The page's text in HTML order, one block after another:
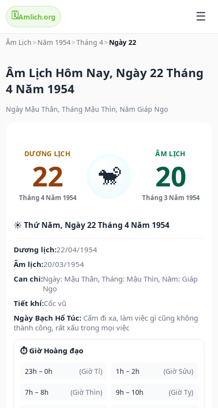
🗓️Amlich.org
Âm Lịch > Năm 1954>Tháng 4> Ngày 22
Âm Lịch Hôm Nay, Ngày 22 Tháng
4 Năm 1954
Ngày Mậu Thân, Tháng Mậu Thìn, Năm Giáp Ngọ
DƯƠNG LỊCH
22
Tháng 4 Năm 1954
🐒
ÂM LỊCH
20
Tháng 3 Năm 1954
☀️ Thứ Năm, Ngày 22 Tháng 4 Năm 1954
Dương lịch:22/04/1954
Âm lịch:20/03/1954
Can chi:Ngày: Mậu Thân, Tháng: Mậu Thìn, Năm: Giáp
Ngọ
Tiết khí:Cốc vũ
Ngày Bạch Hổ Túc: Cấm đi xa, làm việc gì cũng không
thành công, rất xấu trong mọi việc
⏱️ Giờ Hoàng đạo
23h – 0h (Giờ Tí) 1h – 2h (Giờ Sửu)
7h – 8h (Giờ Thìn) 9h – 10h (Giờ Tỵ)